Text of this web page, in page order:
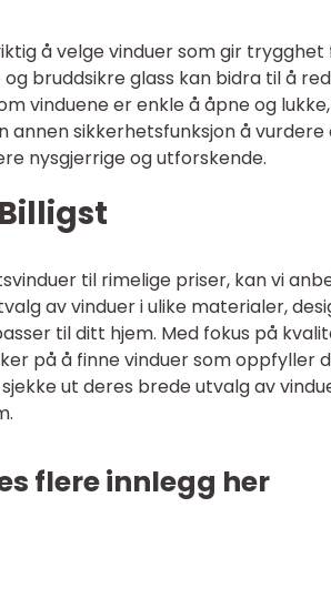
å velge vinduer som gir trygghet
bruddsikre glass kan bidra til å
vinduene er enkle å åpne og
annen sikkerhetsfunksjon å
nysgjerrige og utforskende.
til rimelige priser, kan vi
av vinduer i ulike materialer,
til ditt hjem. Med fokus på
på å finne vinduer som oppfyller
ut deres brede utvalg av
flere innlegg her